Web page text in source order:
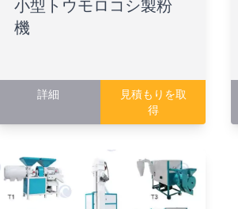
小型トウモロコシ製粉
機
詳細
見積もりを取
得